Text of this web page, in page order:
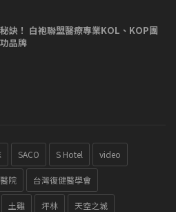
訣！ 白袍聯盟醫療專業KOL、KOP團
品牌
SACO S Hotel video
院 台灣復健醫學會
土雞 坪林 天空之城